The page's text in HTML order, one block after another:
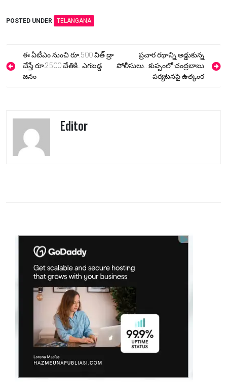
POSTED UNDER TELANGANA
Post
navigation
ఈ ఏటీఎం నుంచి రూ.500 విత్ డ్రా
చేస్తే రూ.2500 చేతికి.. ఎగబడ్డ
జనం
ప్రచార రథాన్ని అడ్డుకున్న
పోలీసులు.. కుప్పంలో చంద్రబాబు
పర్యటనపై ఉత్కంఠ
Editor